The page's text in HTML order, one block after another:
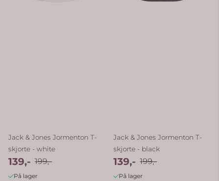
Jack & Jones Jormenton T-
skjorte - white
139,- 199,-
På lager
Jack & Jones Jormenton T-
skjorte - black
139,- 199,-
På lager